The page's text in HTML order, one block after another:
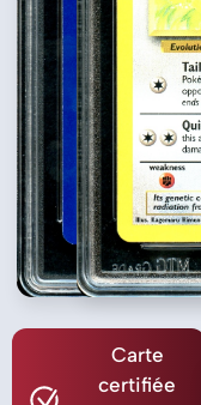
Carte
certifiée